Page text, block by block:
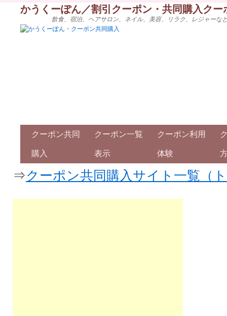
かうくーぽん／割引クーポン・共同購入ク
飲食、宿泊、ヘアサロン、ネイル、美容、リラク、レジャー
クーポン共同
購入
クーポン一覧
表示
クーポン利用
体験
⇒クーポン共同購入サイト一覧（